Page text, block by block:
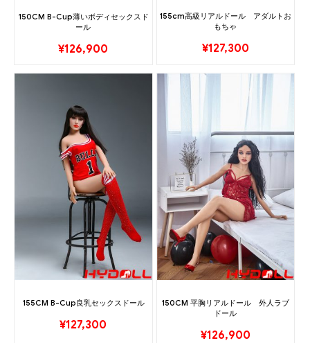
150CM B-Cup薄いボディセックスド
ール
¥126,900
155cm高級リアルドール アダルトお
もちゃ
¥127,300
155CM B-Cup良乳セックスドール
¥127,300
150CM 平胸リアルドール 外人ラブ
ドール
¥126,900